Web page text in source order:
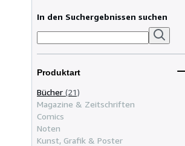
In den Suchergebnissen suchen
Produktart
Bücher (21)
Magazine & Zeitschriften
Comics
Noten
Kunst, Grafik & Poster